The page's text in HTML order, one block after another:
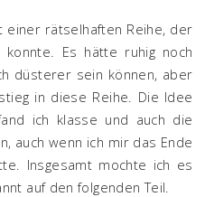
einer rätselhaften Reihe, der
Es hätte ruhig noch
düsterer sein können, aber
in diese Reihe. Die Idee
ich klasse und auch die
auch wenn ich mir das Ende
Insgesamt mochte ich es
auf den folgenden Teil.